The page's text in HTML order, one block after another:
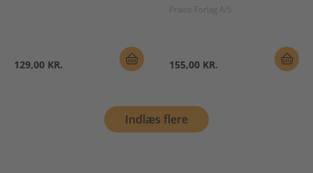
129,00 KR.
Praxis Forlag A/S
155,00 KR.
Indlæs flere